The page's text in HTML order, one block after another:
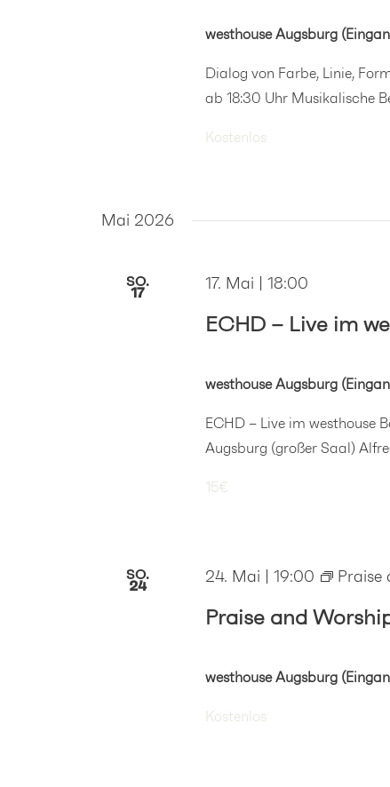
westhouse Augsburg
Dialog von Farbe, Linie,
ab 18:30 Uhr Musikalische
Kostenlos
Mai 2026
SO.
17
ECHD – Live im
17. Mai | 18:00
westhouse Augsburg
ECHD – Live im westhouse
Augsburg (großer Saal)
15€
SO.
24
Praise and
24. Mai | 19:00 Praise
westhouse Augsburg
Kostenlos